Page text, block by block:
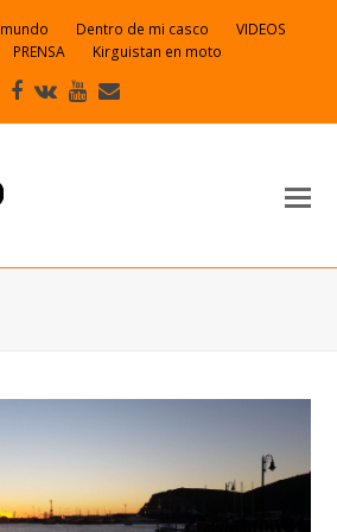
Dentro de mi casco
VIDEOS
PRENSA Kirguistan en moto
Facebook
VK Youtube
electrónico